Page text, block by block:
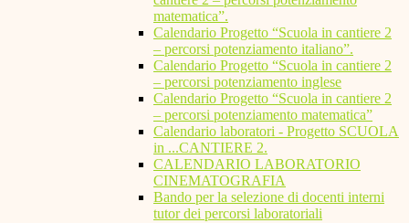
matematica”.
Calendario Progetto “Scuola in cantiere 2
– percorsi potenziamento italiano”.
Calendario Progetto “Scuola in cantiere 2
– percorsi potenziamento inglese
Calendario Progetto “Scuola in cantiere 2
– percorsi potenziamento matematica”
Calendario laboratori - Progetto SCUOLA
in ...CANTIERE 2.
CALENDARIO LABORATORIO
CINEMATOGRAFIA
Bando per la selezione di docenti interni
tutor dei percorsi laboratoriali